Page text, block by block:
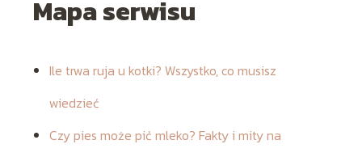
Mapa serwisu
Ile trwa ruja u kotki? Wszystko, co musisz
wiedzieć
Czy pies może pić mleko? Fakty i mity na